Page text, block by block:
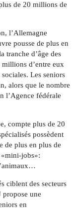
de 20 millions de
l’Allemagne
pousse de plus en
tranche d’âge des
millions d’entre eux
Les seniors
alors que le nombre
l’Agence fédérale
compte plus de 20
possèdent
de plus en plus de
«mini-jobs»:
ciblent des secteurs
une
en